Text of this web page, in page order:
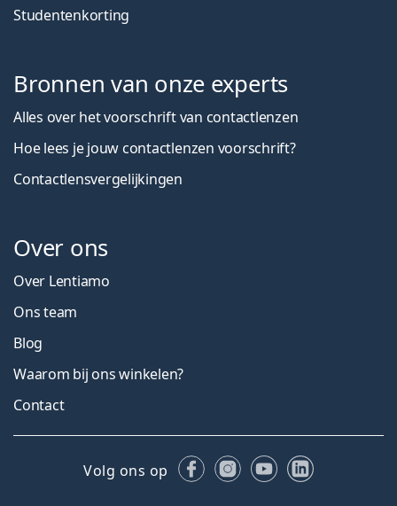
Studentenkorting
Bronnen van onze experts
Alles over het voorschrift van contactlenzen
Hoe lees je jouw contactlenzen voorschrift?
Contactlensvergelijkingen
Over ons
Over Lentiamo
Ons team
Blog
Waarom bij ons winkelen?
Contact
Volg ons op FacebookInstagram
YouTubeLinkedIn